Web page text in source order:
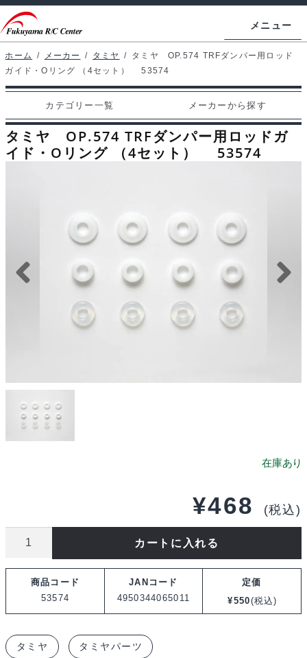
ビ
ゲ
ー
シ
ン
へ
ン
テ
ン
ツ
ス
キ
メニュー
ホームページ
マイアカウント
カート
支払い
メーカーから探す
お問い合わせ
ホーム / メーカー / タミヤ / タミヤ OP.574 TRFダンパー用ロッド
ガイド・Oリング （4セット） 53574
カテゴリー一覧 メーカーから探す
タミヤ OP.574 TRFダンパー用ロッドガ
イド・Oリング （4セット） 53574
¥468 (税込)
OP.574
TRF
ン
カートに入れる
商品コード
53574
JANコード
4950344065011
定価
¥550(税込)
タミヤ タミヤパーツ